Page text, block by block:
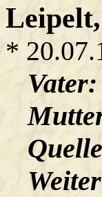
Leipelt
*
Vater: